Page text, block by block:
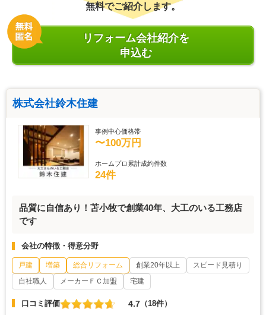
無料でご紹介します。
リフォーム会社紹介を
申込む
株式会社鈴木住建
事例中心価格帯
〜100万円
ホームプロ累計成約件数
24件
品質に自信あり！苫小牧で創業40年、大工のいる工務店
です
会社の特徴・得意分野
戸建 増築 総合リフォーム 創業20年以上
スピード見積り
自社職人
メーカーＦＣ加盟 宅建
口コミ評価 4.7 （18件）